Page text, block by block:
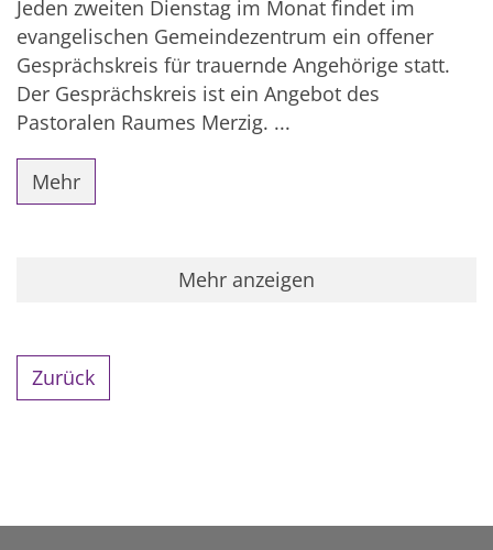
Jeden zweiten Dienstag im Monat findet im
evangelischen Gemeindezentrum ein offener
Gesprächskreis für trauernde Angehörige statt.
Der Gesprächskreis ist ein Angebot des
Pastoralen Raumes Merzig. ...
Mehr
Mehr anzeigen
Zurück